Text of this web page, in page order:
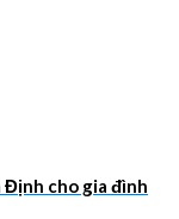
cho gia đình